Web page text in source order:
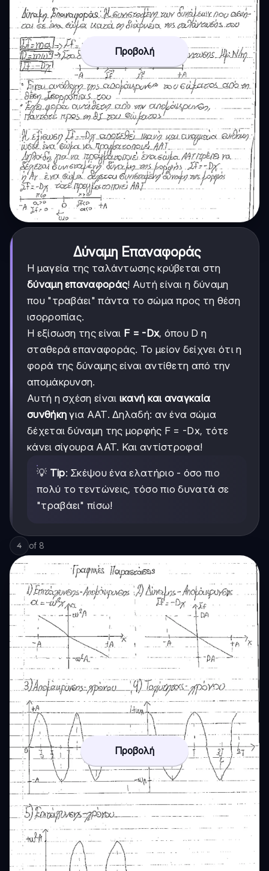
Προβολή
Δύναμη Επαναφοράς
Η μαγεία της ταλάντωσης κρύβεται στη
δύναμη επαναφοράς! Αυτή είναι η δύναμη
που "τραβάει" πάντα το σώμα προς τη θέση
ισορροπίας.
Η εξίσωση της είναι F = -Dx, όπου D η
σταθερά επαναφοράς. Το μείον δείχνει ότι η
φορά της δύναμης είναι αντίθετη από την
απομάκρυνση.
Αυτή η σχέση είναι ικανή και αναγκαία
συνθήκη για AAT. Δηλαδή: αν ένα σώμα
δέχεται δύναμη της μορφής F = -Dx, τότε
κάνει σίγουρα AAT. Και αντίστροφα!
💡 Tip: Σκέψου ένα ελατήριο - όσο πιο
πολύ το τεντώνεις, τόσο πιο δυνατά σε
"τραβάει" πίσω!
4 of 8
Προβολή